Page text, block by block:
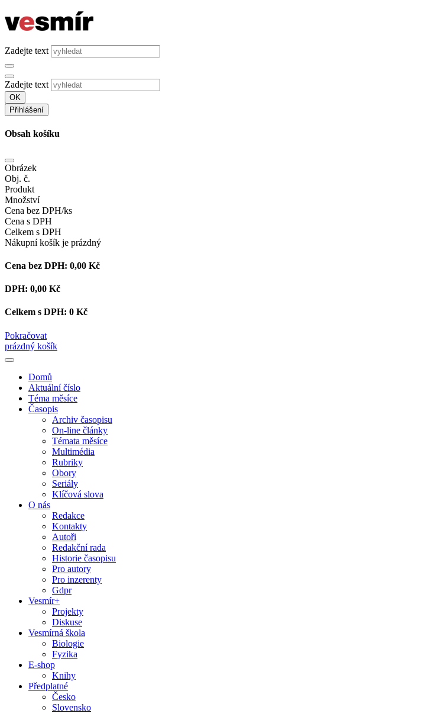
Zadejte text
Zadejte text
OK
Přihlášení
Obsah košíku
Obrázek
Obj. č.
Produkt
Množství
Cena bez DPH/ks
Cena s DPH
Celkem s DPH
Nákupní košík je prázdný
Cena bez DPH: 0,00 Kč
DPH: 0,00 Kč
Celkem s DPH: 0 Kč
Pokračovat
prázdný košík
Domů
Aktuální číslo
Téma měsíce
Časopis
Archiv časopisu
On-line články
Témata měsíce
Multimédia
Rubriky
Obory
Seriály
Klíčová slova
O nás
Redakce
Kontakty
Autoři
Redakční rada
Historie časopisu
Pro autory
Pro inzerenty
Gdpr
Vesmír+
Projekty
Diskuse
Vesmírná škola
Biologie
Fyzika
E-shop
Knihy
Předplatné
Česko
Slovensko